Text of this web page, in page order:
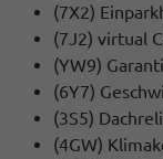
(7X2)
(7J2) virtual
(YW9)
(6Y7)
(3S5)
(4GW)